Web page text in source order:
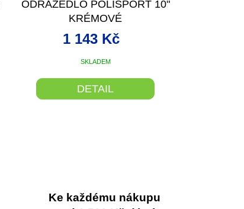
ODRÁŽEDLO POLISPORT 10"
KRÉMOVÉ
SKLADEM
1 143 Kč
DETAIL
Ke každému nákupu